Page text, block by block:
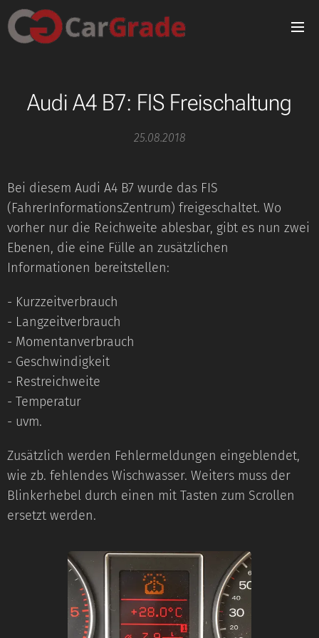
Audi A4 B7: FIS Freischaltung
25.08.2018
Bei diesem Audi A4 B7 wurde das FIS
(FahrerInformationsZentrum) freigeschaltet. Wo
vorher nur die Reichweite ablesbar, gibt es nun zwei
Ebenen, die eine Fülle an zusätzlichen
Informationen bereitstellen:
- Kurzzeitverbrauch
- Langzeitverbrauch
- Momentanverbrauch
- Geschwindigkeit
- Restreichweite
- Temperatur
- uvm.
Zusätzlich werden Fehlermeldungen eingeblendet,
wie zb. fehlendes Wischwasser. Weiters muss der
Blinkerhebel durch einen mit Tasten zum Scrollen
ersetzt werden.